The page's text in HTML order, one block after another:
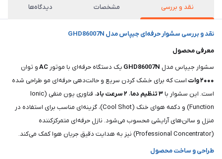
نقد و بررسی مشخصات دیدگاه‌ها
نقد و بررسی سشوار حرفه‌ای جیپاس مدل GHD86007N
معرفی محصول
سشوار جیپاس مدل GHD86007N یک دستگاه حرفه‌ای با موتور ACو توان
۲۰۰۰وات است که برای خشک کردن سریع و حالت‌دهی حرفه‌ای مو طراحی شده
است. این سشوار با ۳ تنظیم دما ، ۲ سرعت باد
، فناوری یون منفی (Ionic
Function) و دکمه هوای خنک (Cool Shot)، گزینه‌ای مناسب برای استفاده در
منزل و سالن‌های آرایشی محسوب می‌شود. نازل حرفه‌ای متمرکزکننده
(Professional Concentrator) نیز به هدایت دقیق جریان هوا کمک می‌کند.
طراحی و ساخت محصول